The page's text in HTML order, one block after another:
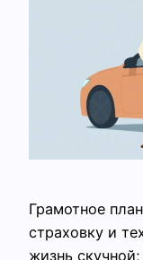
Грамотное
страховку и
жизнь